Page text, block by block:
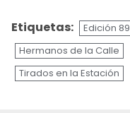
Etiquetas: Edición 89
Hermanos de la Calle
Tirados en la Estación